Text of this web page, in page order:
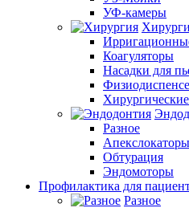
УФ-камеры
Коагуляторы
Насадки для
Разное
Апекслокаторы
Обтурация
Эндомоторы
Профилактика для
Разное